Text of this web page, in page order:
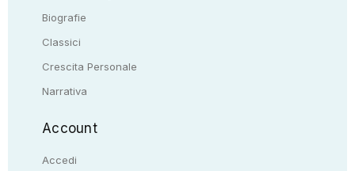
Biografie
Classici
Crescita Personale
Narrativa
Account
Accedi